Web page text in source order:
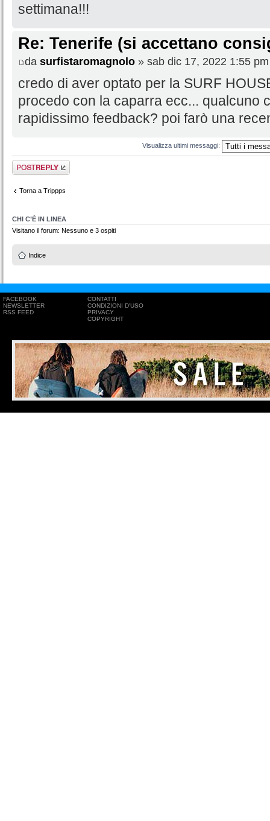
settimana!!!
Re: Tenerife (si accettano
da surfistaromagnolo » sab dic 17, 2022 1:55 pm
credo di aver optato per la SURF
procedo con la caparra ecc... qualcuno
rapidissimo feedback? poi farò una
Visualizza ultimi messaggi:
Rispondi al
messaggio
Torna a Trippps
CHI C’È IN LINEA
Visitano il forum: Nessuno e 3 ospiti
Indice
FACEBOOK
NEWSLETTER
RSS FEED
CONTATTI
CONDIZIONI D'USO
PRIVACY
COPYRIGHT